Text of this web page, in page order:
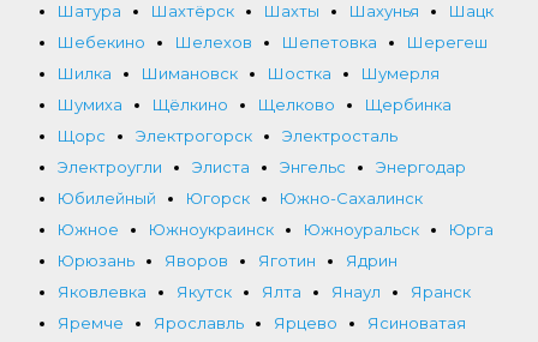
Шатура
Шахтёрск Шахты Шахунья
Шацк
Шебекино
Шелехов Шепетовка
Шерегеш
Шилка
Шимановск Шостка
Шумерля
Шумиха
Щёлкино Щелково
Щербинка
Щорс
Электрогорск
Электросталь
Электроугли
Элиста Энгельс
Энергодар
Юбилейный
Югорск
Южно-Сахалинск
Южное
Южноукраинск Южноуральск
Юрга
Юрюзань
Яворов Яготин
Ядрин
Яковлевка
Якутск Ялта Янаул
Яранск
Яремче
Ярославль Ярцево
Ясиноватая